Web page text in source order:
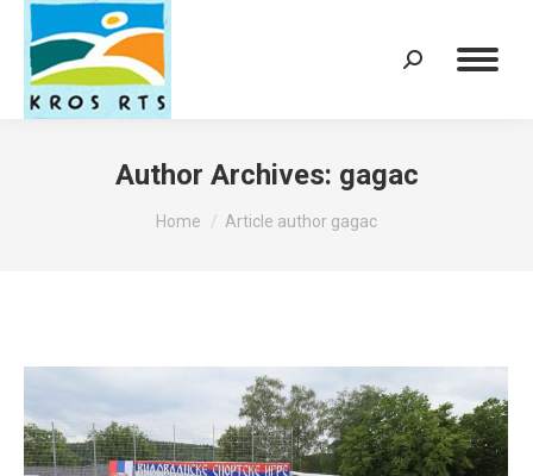
Search:
Author Archives: gagac
You are here:
Home Article author gagac